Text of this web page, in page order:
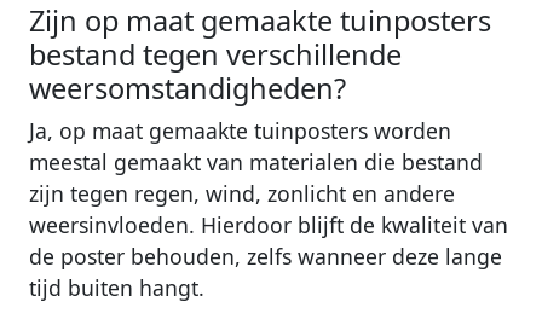
Zijn op maat gemaakte tuinposters
bestand tegen verschillende
weersomstandigheden?
Ja, op maat gemaakte tuinposters worden
meestal gemaakt van materialen die bestand
zijn tegen regen, wind, zonlicht en andere
weersinvloeden. Hierdoor blijft de kwaliteit van
de poster behouden, zelfs wanneer deze lange
tijd buiten hangt.